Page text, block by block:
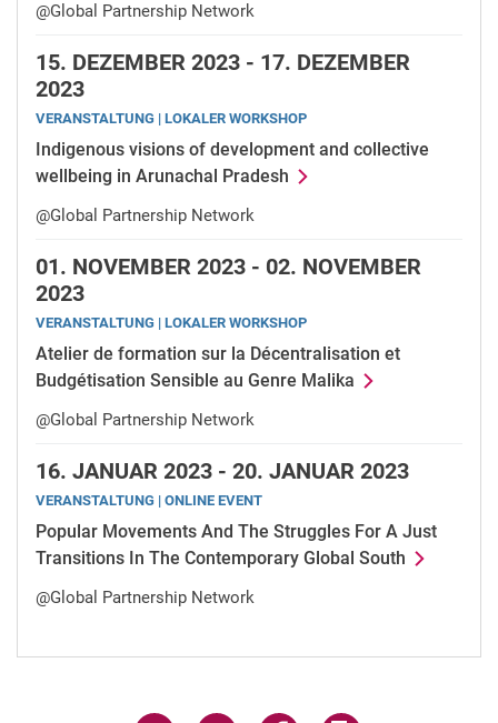
@Global Partnership Network
15. DEZEMBER 2023 - 17. DEZEMBER
2023
VERANSTALTUNG | LOKALER WORKSHOP
Indigenous visions of development and collective
wellbeing in Arunachal Pradesh
@Global Partnership Network
01. NOVEMBER 2023 - 02. NOVEMBER
2023
VERANSTALTUNG | LOKALER WORKSHOP
Atelier de formation sur la Décentralisation et
Budgétisation Sensible au Genre Malika
@Global Partnership Network
16. JANUAR 2023 - 20. JANUAR 2023
VERANSTALTUNG | ONLINE EVENT
Popular Movements And The Struggles For A Just
Transitions In The Contemporary Global South
@Global Partnership Network